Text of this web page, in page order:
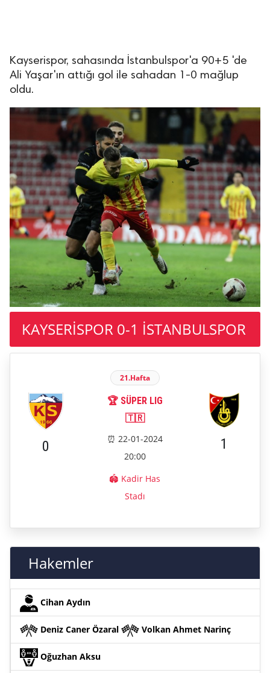
Kayserispor, sahasında İstanbulspor'a 90+5 'de
Ali Yaşar'ın attığı gol ile sahadan 1-0 mağlup
oldu.
KAYSERİSPOR 0-1 İSTANBULSPOR
0
21.Hafta
🏆 SÜPER LIG
🇹🇷
⏰ 22-01-2024
20:00
🏟️ Kadir Has
Stadı
1
Hakemler
Cihan Aydın
Deniz Caner Özaral Volkan Ahmet Narinç
Oğuzhan Aksu